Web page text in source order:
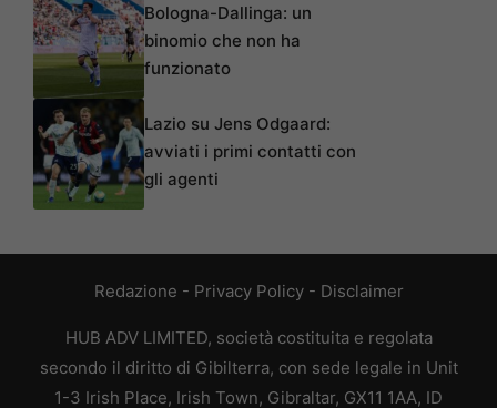
Bologna-Dallinga: un
binomio che non ha
funzionato
Lazio su Jens Odgaard:
avviati i primi contatti con
gli agenti
Redazione - Privacy Policy- Disclaimer
HUB ADV LIMITED, società costituita e regolata
secondo il diritto di Gibilterra, con sede legale in Unit
1-3 Irish Place, Irish Town, Gibraltar, GX11 1AA, ID